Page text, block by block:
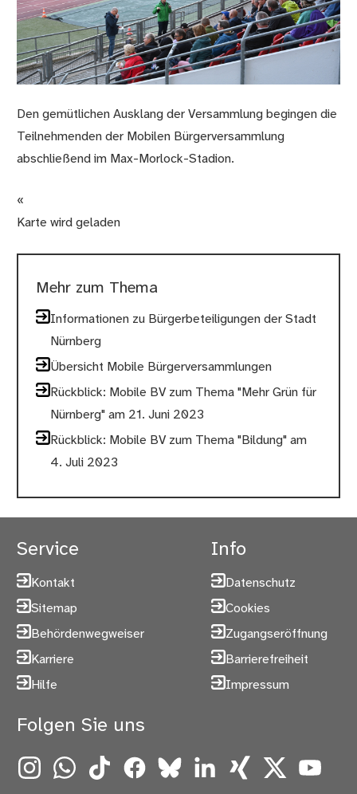
Den gemütlichen Ausklang der Versammlung begingen die
Teilnehmenden der Mobilen Bürgerversammlung
abschließend im Max-Morlock-Stadion.
«
Karte wird geladen
Mehr zum Thema
Informationen zu Bürgerbeteiligungen der Stadt
Nürnberg
Übersicht Mobile Bürgerversammlungen
Rückblick: Mobile BV zum Thema "Mehr Grün für
Nürnberg" am 21. Juni 2023
Rückblick: Mobile BV zum Thema "Bildung" am
4. Juli 2023
Service
Kontakt
Sitemap
Behördenwegweiser
Karriere
Hilfe
Info
Datenschutz
Cookies
Zugangseröffnung
Barrierefreiheit
Impressum
Folgen Sie uns
InstagramWhatsAppTikTokFacebookBlueskyLinkedInXing X YouTube